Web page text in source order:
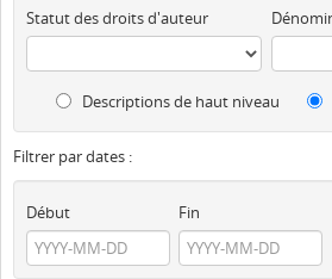
Statut des droits d'auteur
Descriptions de haut niveau
Filtrer par dates :
Début Fin